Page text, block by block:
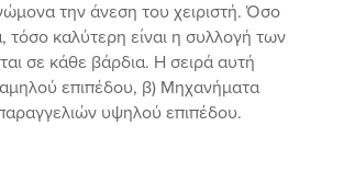
την άνεση του χειριστή. Όσο
τόσο καλύτερη είναι η συλλογή των
σε κάθε βάρδια. Η σειρά αυτή
επιπέδου, β) Μηχανήματα
υψηλού επιπέδου.